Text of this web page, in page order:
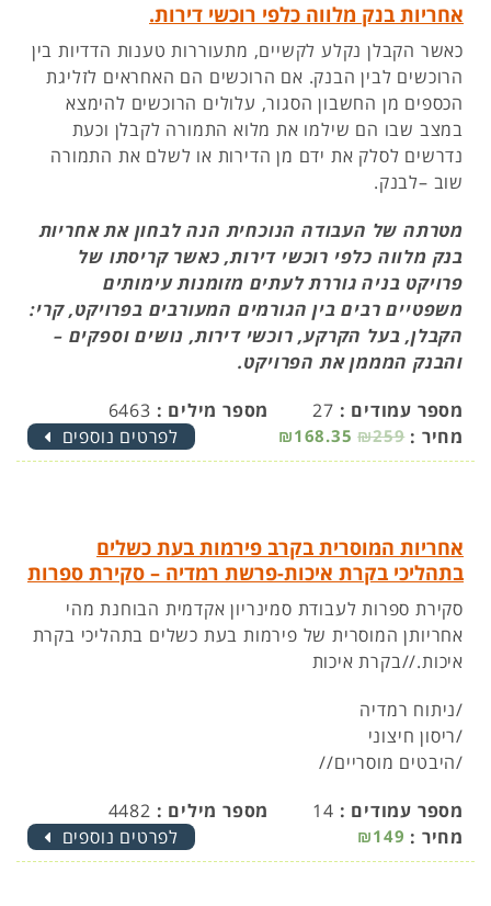
אחריות בנק מלווה כלפי רוכשי דירות.
כאשר הקבלן נקלע לקשיים, מתעוררות טענות הדדיות בין
הרוכשים לבין הבנק. אם הרוכשים הם האחראים לזליגת
הכספים מן החשבון הסגור, עלולים הרוכשים להימצא
במצב שבו הם שילמו את מלוא התמורה לקבלן וכעת
נדרשים לסלק את ידם מן הדירות או לשלם את התמורה
שוב –לבנק.
מטרתה של העבודה הנוכחית הנה לבחון את אחריות
בנק מלווה כלפי רוכשי דירות, כאשר קריסתו של
פרויקט בניה גוררת לעתים מזומנות עימותים
משפטיים רבים בין הגורמים המעורבים בפרויקט, קרי:
הקבלן, בעל הקרקע, רוכשי דירות, נושים וספקים –
והבנק המממן את הפרויקט.
מספר עמודים : 27 מספר מילים : 6463
מחיר : ₪259
₪168.35 לפרטים נוספים
אחריות המוסרית בקרב פירמות בעת כשלים
בתהליכי בקרת איכות-פרשת רמדיה – סקירת ספרות
סקירת ספרות לעבודת סמינריון אקדמית הבוחנת מהי
אחריותן המוסרית של פירמות בעת כשלים בתהליכי בקרת
איכות.//בקרת איכות
/ניתוח רמדיה
/ריסון חיצוני
/היבטים מוסריים//
מספר עמודים : 14 מספר מילים : 4482
מחיר : ₪149 לפרטים נוספים